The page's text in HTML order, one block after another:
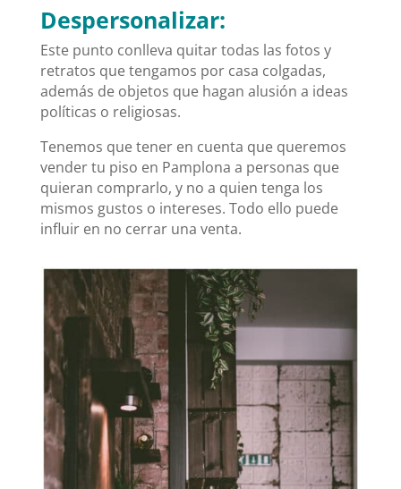
Despersonalizar:
Este punto conlleva quitar todas las fotos y
retratos que tengamos por casa colgadas,
además de objetos que hagan alusión a ideas
políticas o religiosas.
Tenemos que tener en cuenta que queremos
vender tu piso en Pamplona a personas que
quieran comprarlo, y no a quien tenga los
mismos gustos o intereses. Todo ello puede
influir en no cerrar una venta.